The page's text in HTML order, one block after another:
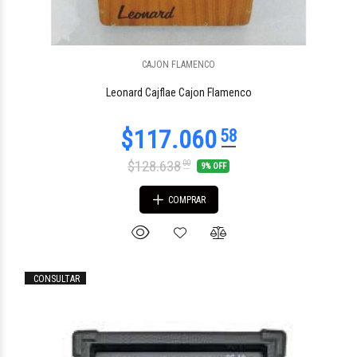
CAJON FLAMENCO
Leonard Cajflae Cajon Flamenco
$128.63800 9% OFF
COMPRAR
CONSULTAR
$275.82646